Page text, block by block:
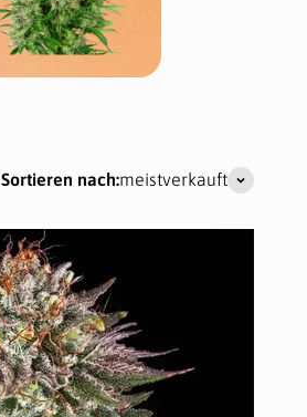
Sortieren nach:meistverkauft